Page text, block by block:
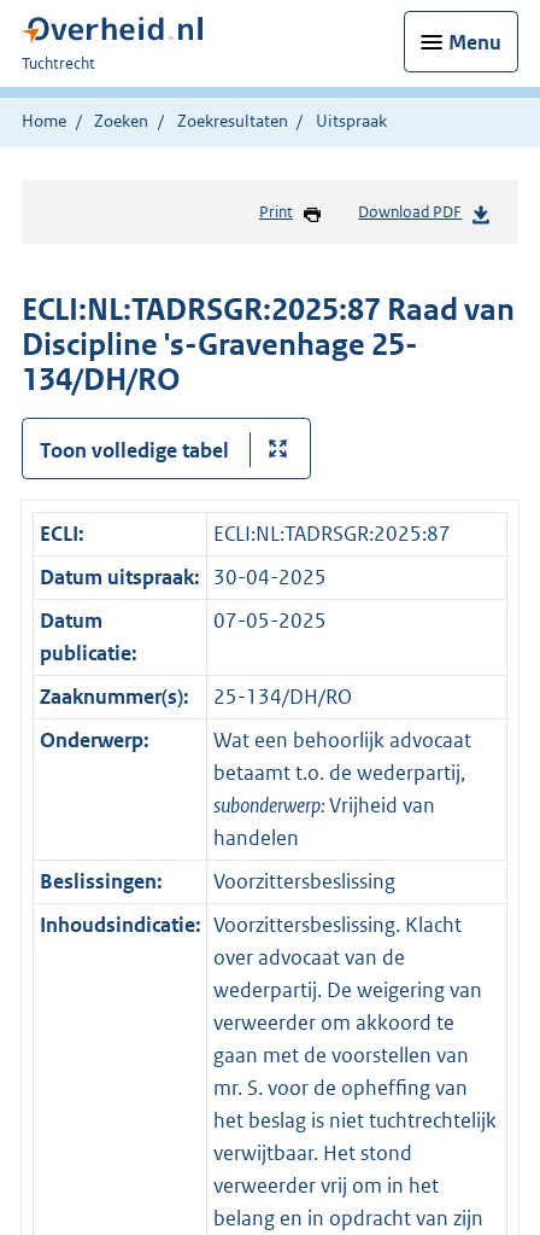
Menu
U
bent
hier:
Tuchtrecht
Home Zoeken Zoekresultaten Uitspraak
Print Download PDF
ECLI:NL:TADRSGR:2025:87 Raad van
Discipline 's-Gravenhage 25-
134/DH/RO
Toon volledige tabel
ECLI:
ECLI:NL:TADRSGR:2025:87
Datum uitspraak: 30-04-2025
Datum
publicatie:
07-05-2025
Zaaknummer(s):
25-134/DH/RO
Onderwerp:
Wat een behoorlijk advocaat
betaamt t.o. de wederpartij,
subonderwerp:Vrijheid van
handelen
Beslissingen:
Voorzittersbeslissing
Inhoudsindicatie: Voorzittersbeslissing. Klacht
over advocaat van de
wederpartij. De weigering van
verweerder om akkoord te
gaan met de voorstellen van
mr. S. voor de opheffing van
het beslag is niet tuchtrechtelijk
verwijtbaar. Het stond
verweerder vrij om in het
belang en in opdracht van zijn